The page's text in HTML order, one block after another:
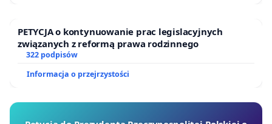
PETYCJA o kontynuowanie prac legislacyjnych
związanych z reformą prawa rodzinnego
322 podpisów
Informacja o przejrzystości